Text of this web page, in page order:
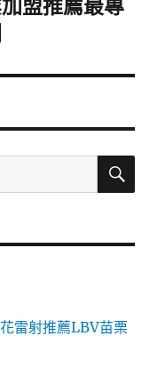
盟推薦最專
搜
雷射推薦LBV苗栗